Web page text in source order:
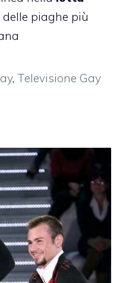
delle piaghe più
, Televisione Gay